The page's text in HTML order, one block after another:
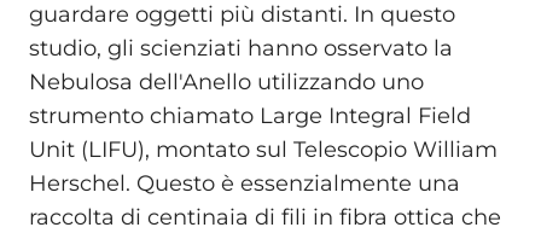
guardare oggetti più distanti. In questo
studio, gli scienziati hanno osservato la
Nebulosa dell'Anello utilizzando uno
strumento chiamato Large Integral Field
Unit (LIFU), montato sul Telescopio William
Herschel. Questo è essenzialmente una
raccolta di centinaia di fili in fibra ottica che